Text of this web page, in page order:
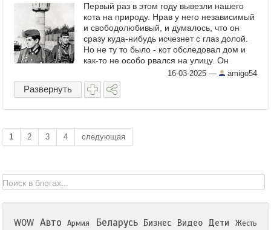
Первый раз в этом году вывезли нашего
кота на природу. Нрав у него независимый
и свободолюбивый, и думалось, что он
сразу куда-нибудь исчезнет с глаз долой.
Но не ту то было - кот обследовал дом и
как-то не особо рвался на улицу. Он
опасливо выглядывал в открытую дверь и
совершенно не ...
16-03-2025 — amigo54
Развернуть
1 2 3 4 следующая
WOW Авто Армия Беларусь Бизнес Видео Дети
Жесть